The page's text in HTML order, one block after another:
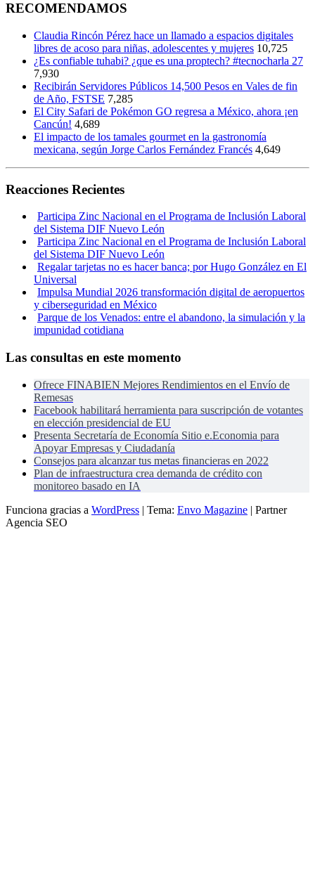
RECOMENDAMOS
Claudia Rincón Pérez hace un llamado a espacios digitales
libres de acoso para niñas, adolescentes y mujeres 10,725
¿Es confiable tuhabi? ¿que es una proptech? #tecnocharla 27
7,930
Recibirán Servidores Públicos 14,500 Pesos en Vales de fin
de Año, FSTSE 7,285
El City Safari de Pokémon GO regresa a México, ahora ¡en
Cancún! 4,689
El impacto de los tamales gourmet en la gastronomía
mexicana, según Jorge Carlos Fernández Francés 4,649
Reacciones Recientes
Participa Zinc Nacional en el Programa de Inclusión Laboral
del Sistema DIF Nuevo León
Participa Zinc Nacional en el Programa de Inclusión Laboral
del Sistema DIF Nuevo León
Regalar tarjetas no es hacer banca; por Hugo González en El
Universal
Impulsa Mundial 2026 transformación digital de aeropuertos
y ciberseguridad en México
Parque de los Venados: entre el abandono, la simulación y la
impunidad cotidiana
Las consultas en este momento
Ofrece FINABIEN Mejores Rendimientos en el Envío de
Remesas
Facebook habilitará herramienta para suscripción de votantes
en elección presidencial de EU
Presenta Secretaría de Economía Sitio e.Economia para
Apoyar Empresas y Ciudadanía
Consejos para alcanzar tus metas financieras en 2022
Plan de infraestructura crea demanda de crédito con
monitoreo basado en IA
Funciona gracias a WordPress | Tema: Envo Magazine | Partner
Agencia SEO